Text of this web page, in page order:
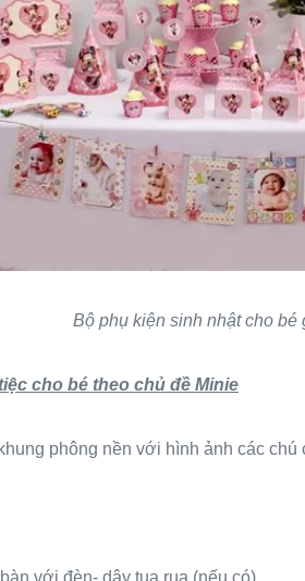
Bộ phụ kiện sinh nhật cho bé
cho bé theo chủ đề Minie
phông nền với hình ảnh các